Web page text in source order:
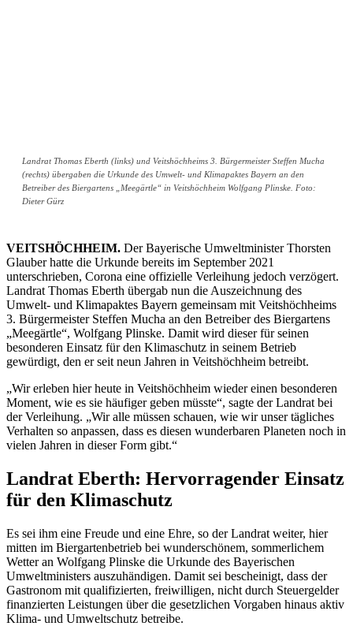
Landrat Thomas Eberth (links) und Veitshöchheims 3. Bürgermeister Steffen Mucha
(rechts) übergaben die Urkunde des Umwelt- und Klimapaktes Bayern an den
Betreiber des Biergartens „Meegärtle“ in Veitshöchheim Wolfgang Plinske. Foto:
Dieter Gürz
VEITSHÖCHHEIM. Der Bayerische Umweltminister Thorsten
Glauber hatte die Urkunde bereits im September 2021
unterschrieben, Corona eine offizielle Verleihung jedoch verzögert.
Landrat Thomas Eberth übergab nun die Auszeichnung des
Umwelt- und Klimapaktes Bayern gemeinsam mit Veitshöchheims
3. Bürgermeister Steffen Mucha an den Betreiber des Biergartens
„Meegärtle“, Wolfgang Plinske. Damit wird dieser für seinen
besonderen Einsatz für den Klimaschutz in seinem Betrieb
gewürdigt, den er seit neun Jahren in Veitshöchheim betreibt.
„Wir erleben hier heute in Veitshöchheim wieder einen besonderen
Moment, wie es sie häufiger geben müsste“, sagte der Landrat bei
der Verleihung. „Wir alle müssen schauen, wie wir unser tägliches
Verhalten so anpassen, dass es diesen wunderbaren Planeten noch in
vielen Jahren in dieser Form gibt.“
Landrat Eberth: Hervorragender Einsatz
für den Klimaschutz
Es sei ihm eine Freude und eine Ehre, so der Landrat weiter, hier
mitten im Biergartenbetrieb bei wunderschönem, sommerlichem
Wetter an Wolfgang Plinske die Urkunde des Bayerischen
Umweltministers auszuhändigen. Damit sei bescheinigt, dass der
Gastronom mit qualifizierten, freiwilligen, nicht durch Steuergelder
finanzierten Leistungen über die gesetzlichen Vorgaben hinaus aktiv
Klima- und Umweltschutz betreibe.